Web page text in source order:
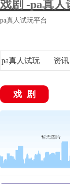
戏剧 -pa真人
pa真人试玩平台
pa真人试玩 资讯
戏剧